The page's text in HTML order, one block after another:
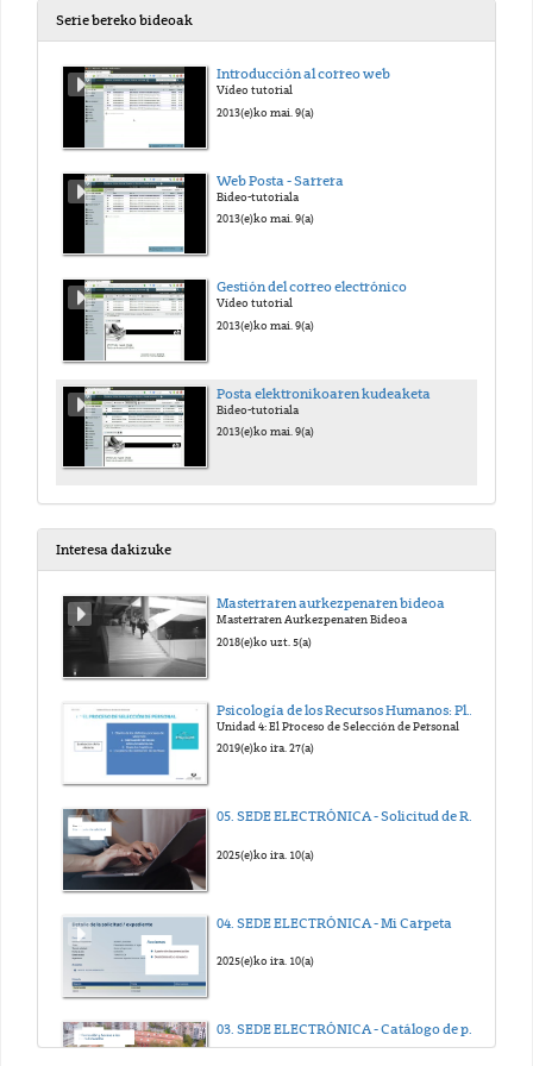
Serie bereko bideoak
Introducción al correo web
Vídeo tutorial
2013(e)ko mai. 9(a)
Web Posta - Sarrera
Bideo-tutoriala
2013(e)ko mai. 9(a)
Gestión del correo electrónico
Vídeo tutorial
2013(e)ko mai. 9(a)
Posta elektronikoaren kudeaketa
Bideo-tutoriala
2013(e)ko mai. 9(a)
Interesa dakizuke
Masterraren aurkezpenaren bideoa
Masterraren Aurkezpenaren Bideoa
2018(e)ko uzt. 5(a)
Unidad 4: El Proceso de Selección de Personal
2019(e)ko ira. 27(a)
05. SEDE ELECTRÓNICA - Solicitud de Registro electrónico
2025(e)ko ira. 10(a)
04. SEDE ELECTRÓNICA - Mi Carpeta
2025(e)ko ira. 10(a)
03. SEDE ELECTRÓNICA - Catálogo de procedimientos